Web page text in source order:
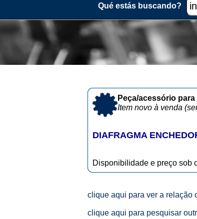
Qué estás buscando?
Peça/acessório
Item novo à venda
DIAFRAGMA
Disponibilidade e preço sob
clique aqui para ver a relação
clique aqui para pesquisar